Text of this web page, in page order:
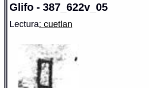
Glifo - 387_622v_05
Lectura: cuetlan